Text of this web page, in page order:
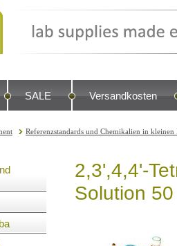
SALE Versandkosten
Referenzstandards und Chemikalien in kleinen
2,3',4,4'-
Solution